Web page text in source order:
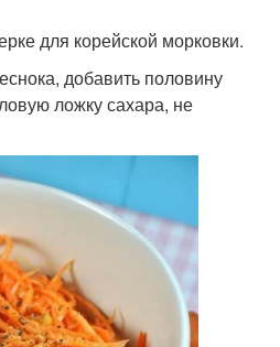
для корейской морковки.
добавить половину
ложку сахара, не